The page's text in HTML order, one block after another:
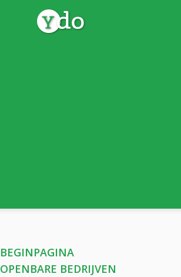
BEGINPAGINA
OPENBARE BEDRIJVEN